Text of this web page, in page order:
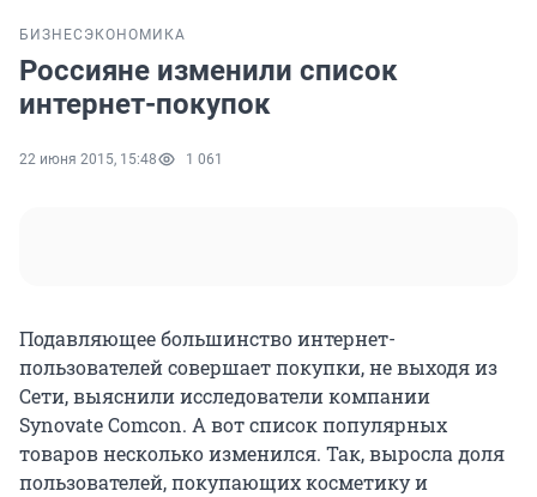
БИЗНЕС ЭКОНОМИКА
Россияне изменили список
интернет-покупок
22 июня 2015, 15:48 1 061
Подавляющее большинство интернет-
пользователей совершает покупки, не выходя из
Сети, выяснили исследователи компании
Synovate Comcon. А вот список популярных
товаров несколько изменился. Так, выросла доля
пользователей, покупающих косметику и